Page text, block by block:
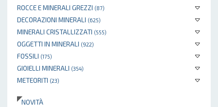
ROCCE E MINERALI GREZZI (87)
DECORAZIONI MINERALI (625)
MINERALI CRISTALLIZZATI (555)
OGGETTI IN MINERALI (922)
FOSSILI (175)
GIOIELLI MINERALI (354)
METEORITI (23)
NOVITÀ